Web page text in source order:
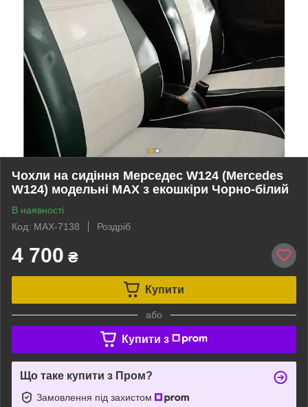
Чохли на сидіння Мерседес W124 (Mercedes
W124) модельні MAX з екошкіри Чорно-білий
В наявності
Код: MAX-7138
Роздріб
4 700 ₴
Купити
або
Купити з
Що таке купити з Пром?
Замовлення під захистом